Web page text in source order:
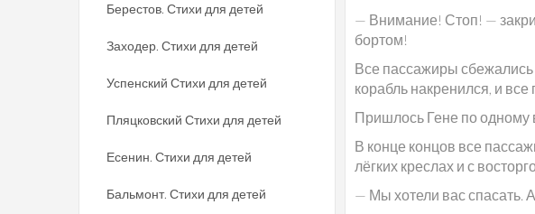
— Внимание! Стоп! —
бортом!
Все пассажиры сбежались
корабль накренился, и
Пришлось Гене по одному
В конце концов все
лёгких креслах и с
— Мы хотели вас спасать.
Берестов. Стихи для детей
Заходер. Стихи для детей
Успенский Стихи для детей
Пляцковский Стихи для детей
Есенин. Стихи для детей
Бальмонт. Стихи для детей